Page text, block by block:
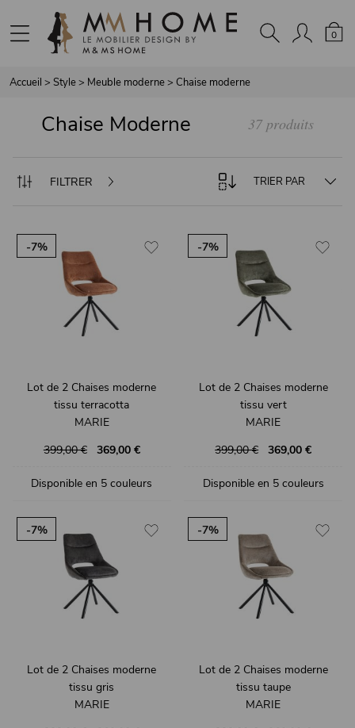
0
Accueil > Style> Meuble moderne> Chaise moderne
Chaise Moderne 37 produits
FILTRER TRIER PAR
-7%
Lot de 2 Chaises moderne
tissu terracotta
MARIE
399,00 €
369,00 €
Disponible en 5 couleurs
-7%
Lot de 2 Chaises moderne
tissu vert
MARIE
399,00 €
369,00 €
Disponible en 5 couleurs
-7%
Lot de 2 Chaises moderne
tissu gris
MARIE
-7%
Lot de 2 Chaises moderne
tissu taupe
MARIE
Panneau de gestion des cookies